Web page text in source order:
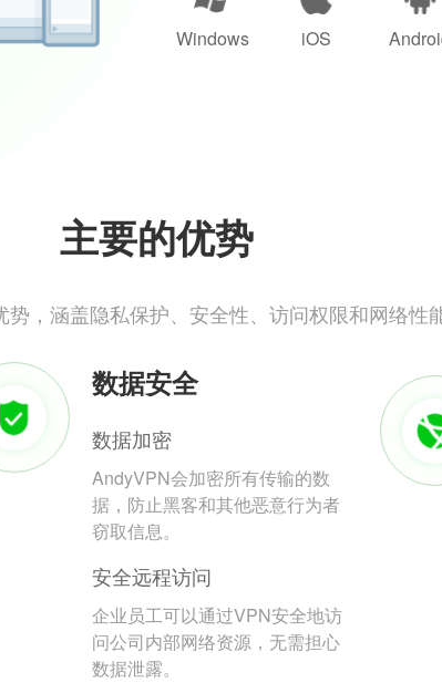
Windows iOS
主要的优势
势，涵盖隐私保护、安全性、访问权限和网络性
数据安全
数据加密
AndyVPN会加密所有传输的数
据，防止黑客和其他恶意行为者
窃取信息。
安全远程访问
企业员工可以通过VPN安全地访
问公司内部网络资源，无需担心
数据泄露。